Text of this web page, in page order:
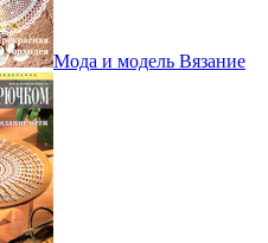
Мода и модель Вязание